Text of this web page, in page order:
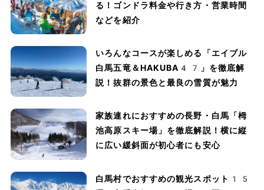
る！ゴンドラ料金や行き方・営業時間
などを紹介
いろんなコースが楽しめる「エイブル
白馬五竜＆HAKUBA47」を徹底解
説！抜群の景色と最良の雪質が魅力
家族連れにおすすめの長野・白馬「栂
池高原スキー場」を徹底解説！横に縦
に広い緩斜面が初心者にも安心
白馬村でおすすめの観光スポット15